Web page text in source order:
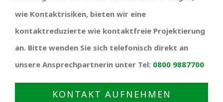
wie Kontaktrisiken, bieten wir eine
kontaktreduzierte wie kontaktfreie Projektierung
an. Bitte wenden Sie sich telefonisch direkt an
unsere Ansprechpartnerin unter Tel: 0800 9887700
KONTAKT AUFNEHMEN